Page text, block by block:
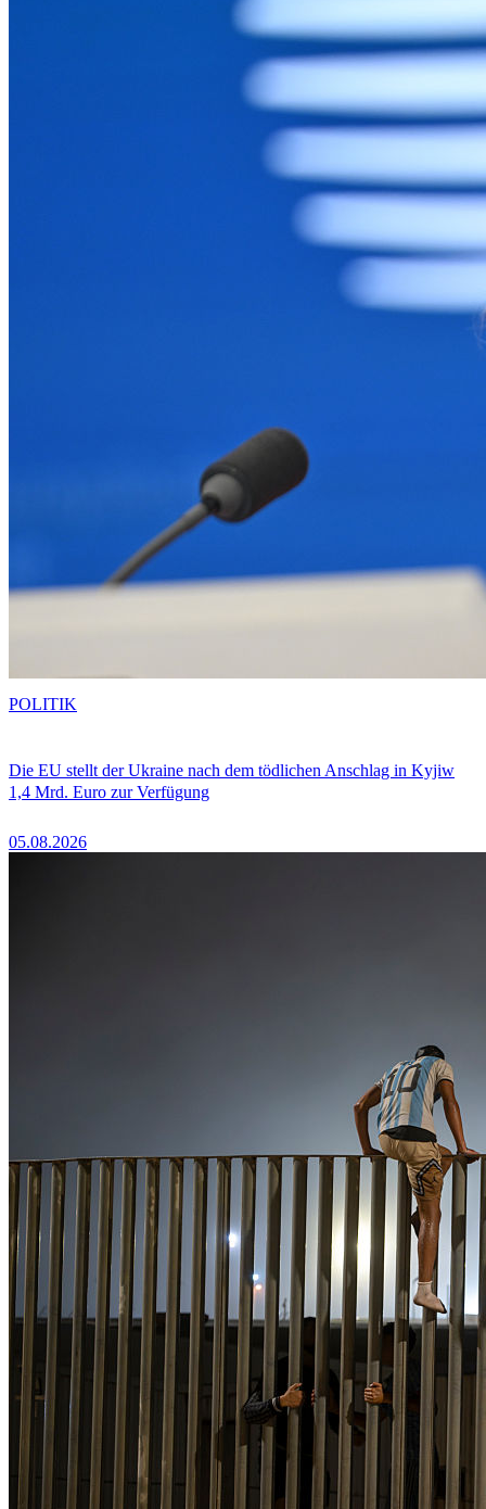
Die EU stellt der Ukraine nach dem tödlichen Anschlag in Kyjiw
1,4 Mrd. Euro zur Verfügung
05.08.2026
POLITIK